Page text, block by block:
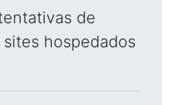
de
hospedados